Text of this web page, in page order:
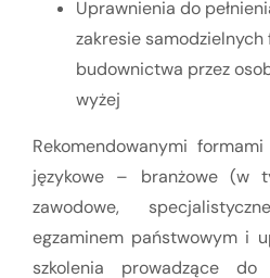
Uprawnienia do
zakresie
budownictwa przez
wyżej
Rekomendowanymi
językowe – branżowe (w
zawodowe,
egzaminem państwowym i
szkolenia prowadzące do